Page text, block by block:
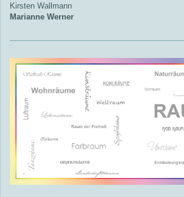
Kirsten Wallmann
Marianne Werner